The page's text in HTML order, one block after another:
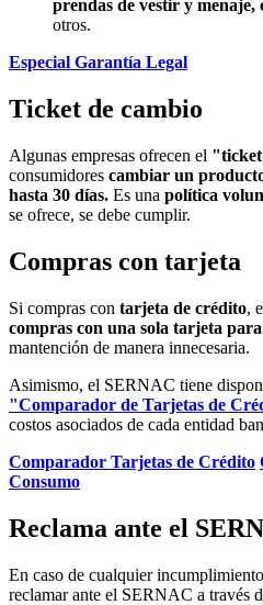
prendas de vestir y menaje,
otros.
Especial Garantía Legal
Ticket de cambio
Algunas empresas ofrecen el "ticket
consumidores cambiar un
hasta 30 días. Es una política
se ofrece, se debe cumplir.
Compras con tarjeta
Si compras con tarjeta de crédito,
compras con una sola tarjeta
mantención de manera innecesaria.
Asimismo, el SERNAC tiene
"Comparador de Tarjetas de
costos asociados de cada entidad
Comparador Tarjetas de Crédito
Consumo
Reclama ante el
En caso de cualquier
reclamar ante el SERNAC a través